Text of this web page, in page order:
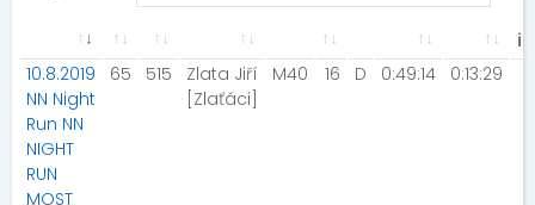
ℹ
10.8.2019
NN Night
Run NN
NIGHT
RUN
MOST
65 515
Zlata Jiří
[Zlaťáci]
M40 16 D 0:49:14 0:13:29